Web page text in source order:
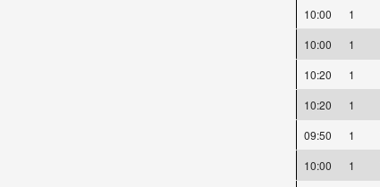
10:00
1
10:00
1
10:20
1
10:20
1
09:50
1
10:00
1